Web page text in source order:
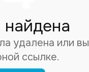
удалена или вы
ссылке.